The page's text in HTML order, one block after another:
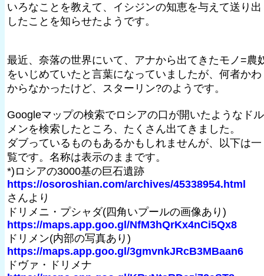
いろなことを教えて、イシジンの知恵を与えて送り出
したことを知らせたようです。
最近、奈落の世界にいて、アナから出てきたモノ=農
をいじめていたと言葉になっていましたが、何者かわ
からなかったけど、スターリン?のようです。
Googleマップの検索でロシアの口が開いたようなドル
メンを検索したところ、たくさん出てきました。
ダブっているものもあるかもしれませんが、以下は一
覧です。名称は表示のままです。
*)ロシアの3000基の巨石遺跡
https://osoroshian.com/archives/45338954.html
さんより
ドリメニ・プシャダ(四角いプールの画像あり)
https://maps.app.goo.gl/NfM3hQrKx4nCi5Qx8
ドリメン(内部の写真あり)
https://maps.app.goo.gl/3gmvnkJRcB3MBaan6
ドヴァ・ドリメナ